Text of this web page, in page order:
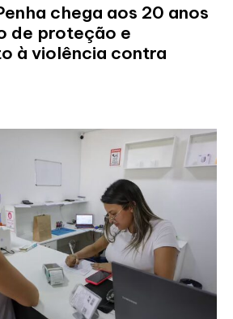
chega aos 20 anos
de proteção e
à violência contra